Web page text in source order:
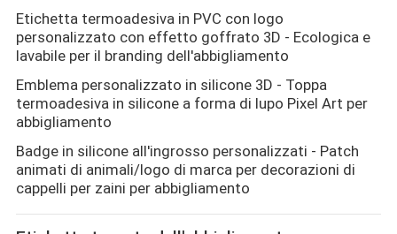
Etichetta termoadesiva in PVC con logo
personalizzato con effetto goffrato 3D - Ecologica e
lavabile per il branding dell'abbigliamento
Emblema personalizzato in silicone 3D - Toppa
termoadesiva in silicone a forma di lupo Pixel Art per
abbigliamento
Badge in silicone all'ingrosso personalizzati - Patch
animati di animali/logo di marca per decorazioni di
cappelli per zaini per abbigliamento